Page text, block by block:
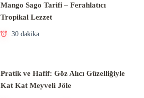
Mango Sago Tarifi – Ferahlatıcı
Tropikal Lezzet
30 dakika
Pratik ve Hafif: Göz Alıcı Güzelliğiyle
Kat Kat Meyveli Jöle